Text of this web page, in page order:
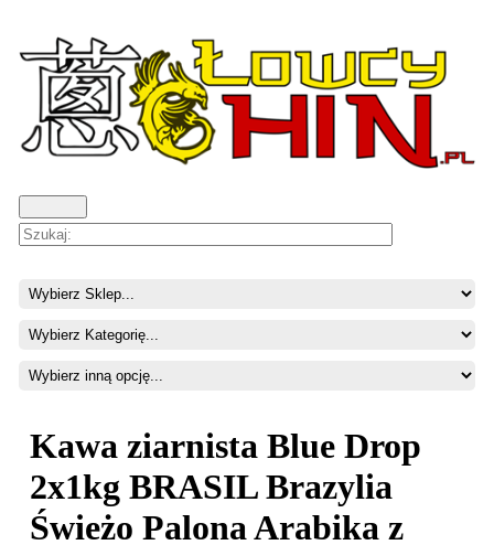
Kawa ziarnista Blue Drop
2x1kg BRASIL Brazylia
Świeżo Palona Arabika z